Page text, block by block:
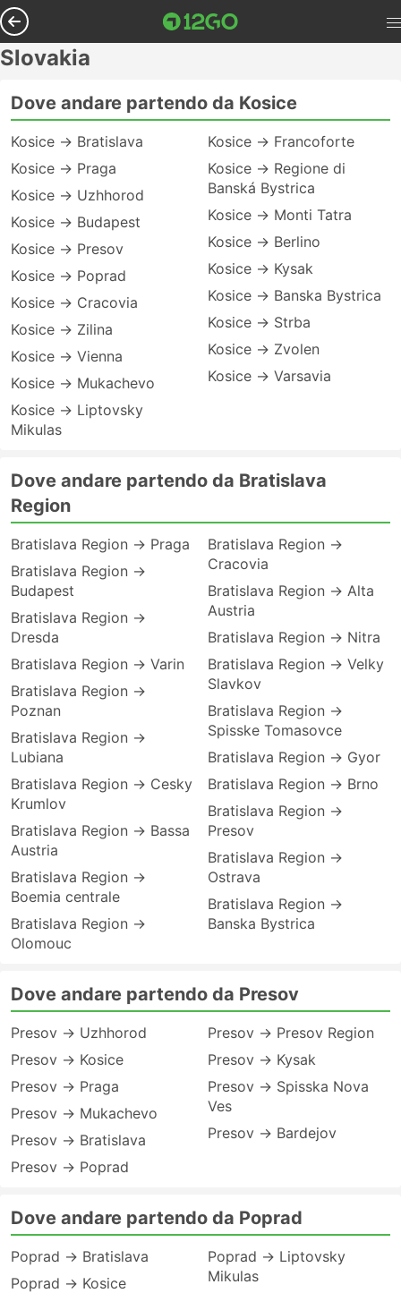
Slovakia
Dove andare partendo da Kosice
Kosice → Bratislava
Kosice → Praga
Kosice → Uzhhorod
Kosice → Budapest
Kosice → Presov
Kosice → Poprad
Kosice → Cracovia
Kosice → Zilina
Kosice → Vienna
Kosice → Mukachevo
Kosice → Liptovsky
Mikulas
Kosice → Francoforte
Kosice → Regione di
Banská Bystrica
Kosice → Monti Tatra
Kosice → Berlino
Kosice → Kysak
Kosice → Banska Bystrica
Kosice → Strba
Kosice → Zvolen
Kosice → Varsavia
Dove andare partendo da Bratislava
Region
Bratislava Region → Praga
Bratislava Region →
Budapest
Bratislava Region →
Dresda
Bratislava Region → Varin
Bratislava Region →
Poznan
Bratislava Region →
Lubiana
Bratislava Region → Cesky
Krumlov
Bratislava Region → Bassa
Austria
Bratislava Region →
Boemia centrale
Bratislava Region →
Olomouc
Bratislava Region →
Cracovia
Bratislava Region → Alta
Austria
Bratislava Region → Nitra
Bratislava Region → Velky
Slavkov
Bratislava Region →
Spisske Tomasovce
Bratislava Region → Gyor
Bratislava Region → Brno
Bratislava Region →
Presov
Bratislava Region →
Ostrava
Bratislava Region →
Banska Bystrica
Dove andare partendo da Presov
Presov → Uzhhorod
Presov → Kosice
Presov → Praga
Presov → Mukachevo
Presov → Bratislava
Presov → Poprad
Presov → Presov Region
Presov → Kysak
Presov → Spisska Nova
Ves
Presov → Bardejov
Dove andare partendo da Poprad
Poprad → Bratislava
Poprad → Kosice
Poprad → Liptovsky
Mikulas